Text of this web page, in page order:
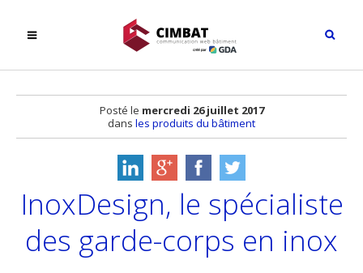
Posté le mercredi 26 juillet 2017
dans les produits du bâtiment
InoxDesign, le spécialiste
des garde-corps en inox